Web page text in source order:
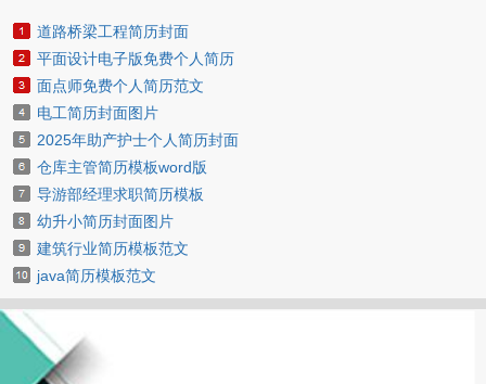
道路桥梁工程简历封面
平面设计电子版免费个人简历
面点师免费个人简历范文
电工简历封面图片
2025年助产护士个人简历封面
仓库主管简历模板word版
导游部经理求职简历模板
幼升小简历封面图片
建筑行业简历模板范文
java简历模板范文